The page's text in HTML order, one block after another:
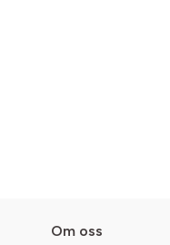
Om oss